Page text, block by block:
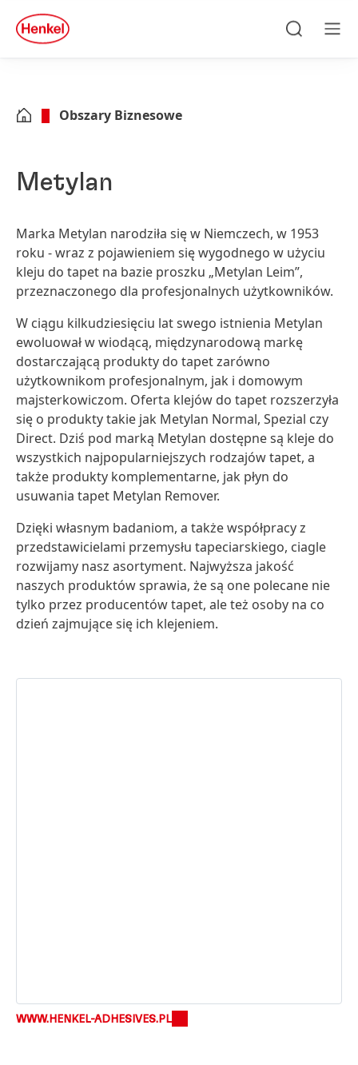
Skip to footer
quick
search
Obszary Biznesowe
Metylan
Marka Metylan narodziła się w Niemczech, w 1953
roku - wraz z pojawieniem się wygodnego w użyciu
kleju do tapet na bazie proszku „Metylan Leim”,
przeznaczonego dla profesjonalnych użytkowników.
W ciągu kilkudziesięciu lat swego istnienia Metylan
ewoluował w wiodącą, międzynarodową markę
dostarczającą produkty do tapet zarówno
użytkownikom profesjonalnym, jak i domowym
majsterkowiczom. Oferta klejów do tapet rozszerzyła
się o produkty takie jak Metylan Normal, Spezial czy
Direct. Dziś pod marką Metylan dostępne są kleje do
wszystkich najpopularniejszych rodzajów tapet, a
także produkty komplementarne, jak płyn do
usuwania tapet Metylan Remover.
Dzięki własnym badaniom, a także współpracy z
przedstawicielami przemysłu tapeciarskiego, ciagle
rozwijamy nasz asortyment. Najwyższa jakość
naszych produktów sprawia, że są one polecane nie
tylko przez producentów tapet, ale też osoby na co
dzień zajmujące się ich klejeniem.
WWW.HENKEL-ADHESIVES.PL